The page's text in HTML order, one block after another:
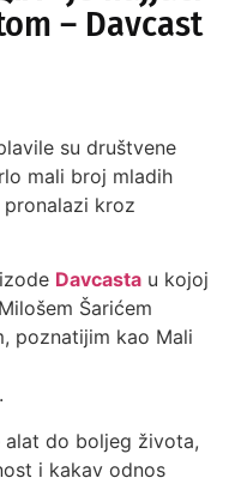
– Davcast
su društvene
mali broj mladih
kroz
Davcasta u kojoj
Šarićem
poznatijim kao Mali
alat do boljeg života,
i kakav odnos